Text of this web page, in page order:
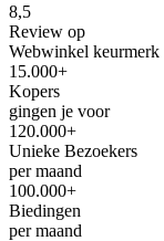
8,5
Review op
Webwinkel keurmerk
15.000+
Kopers
gingen je voor
120.000+
Unieke Bezoekers
per maand
100.000+
Biedingen
per maand